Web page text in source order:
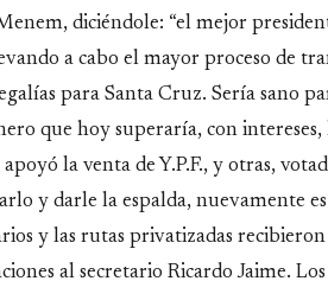
diciéndole: “el mejor
a cabo el mayor proceso de
para Santa Cruz. Sería sano
que hoy superaría, con
la venta de Y.P.F., y otras,
y darle la espalda, nuevamente
y las rutas privatizadas
al secretario Ricardo Jaime.